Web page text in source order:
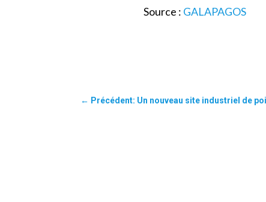
Source : GALAPAGOS
← Précédent: Un nouveau site industriel de